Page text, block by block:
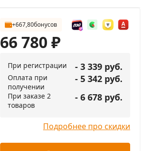
+667,80бонусов
66 780₽
При регистрации - 3 339 руб.
Оплата при
получении
- 5 342 руб.
При заказе 2
товаров
- 6 678 руб.
Подробнее про скидки